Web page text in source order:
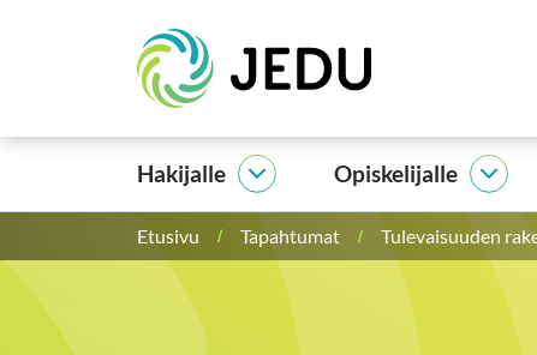
sisältöön
Etusivu
Hakijalle
Hakijalle
alasivut
Opiskelijalle
Etusivu Tapahtumat Tulevaisuuden